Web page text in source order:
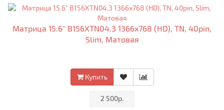
Матрица 15.6" B156XTN04.3 1366x768 (HD), TN, 40pin,
Slim, Матовая
Купить
2 500р.